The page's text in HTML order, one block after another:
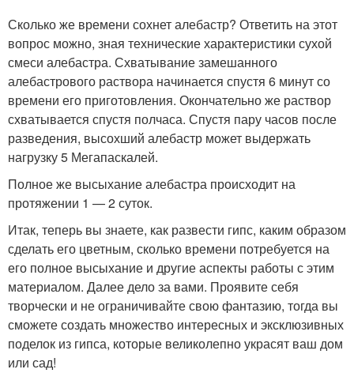
Сколько же времени сохнет алебастр? Ответить на этот
вопрос можно, зная технические характеристики сухой
смеси алебастра. Схватывание замешанного
алебастрового раствора начинается спустя 6 минут со
времени его приготовления. Окончательно же раствор
схватывается спустя полчаса. Спустя пару часов после
разведения, высохший алебастр может выдержать
нагрузку 5 Мегапаскалей.
Полное же высыхание алебастра происходит на
протяжении 1 — 2 суток.
Итак, теперь вы знаете, как развести гипс, каким образом
сделать его цветным, сколько времени потребуется на
его полное высыхание и другие аспекты работы с этим
материалом. Далее дело за вами. Проявите себя
творчески и не ограничивайте свою фантазию, тогда вы
сможете создать множество интересных и эксклюзивных
поделок из гипса, которые великолепно украсят ваш дом
или сад!